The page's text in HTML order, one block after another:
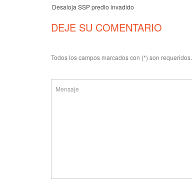
Desaloja SSP predio invadido
DEJE SU COMENTARIO
Todos los campos marcados con (*) son requeridos.